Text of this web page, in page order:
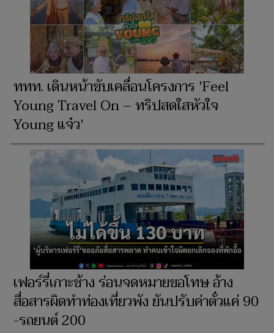
ททท. เดินหน้าขับเคลื่อนโครงการ 'Feel
Young Travel On – ทริปสดใสหัวใจ
Young แจ๋ว'
เฟอร์รี่เกาะช้าง ร่อนจดหมายขอโทษ อ้าง
สื่อสารผิดทำท่องเที่ยวพัง ยันปรับค่าตั๋วแค่ 90
-รถยนต์ 200